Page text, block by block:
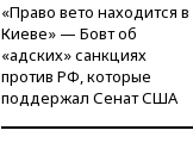
«Право вето находится в
Киеве» — Бовт об
«адских» санкциях
против РФ, которые
поддержал Сенат США